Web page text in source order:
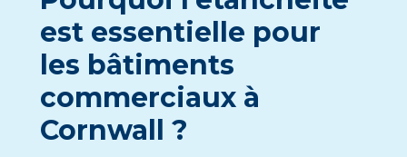
est essentielle pour
les bâtiments
commerciaux à
Cornwall ?